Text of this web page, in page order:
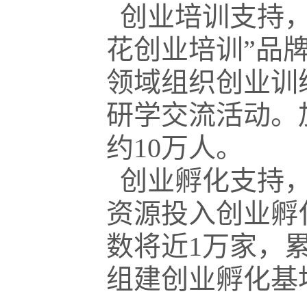
创业培训支持
花创业培训”品
领域组织创业
研学交流活动
约10万人。
创业孵化支持
资源投入创业
数将近1万家，
组建创业孵化